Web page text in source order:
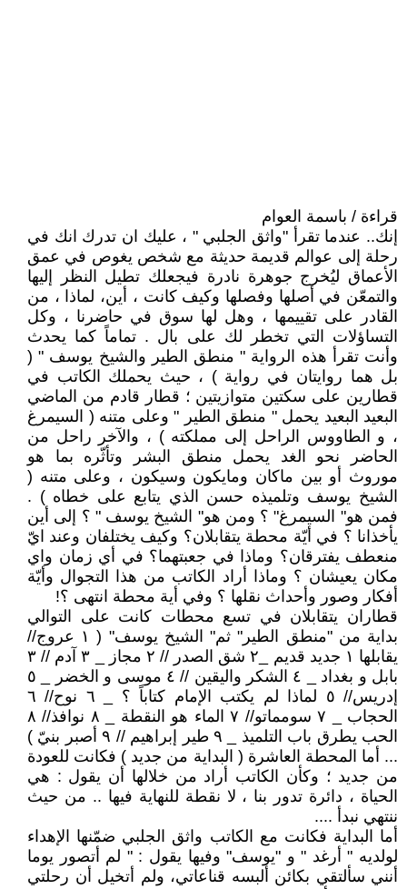
قراءة / باسمة العوام
إنك.. عندما تقرأ "واثق الجلبي " ، عليك ان تدرك انك في
رحلة إلى عوالم قديمة حديثة مع شخص يغوص في عمق
الأعماق ليُخرج جوهرة نادرة فيجعلك تطيل النظر إليها
والتمعّن في أصلها وفصلها وكيف كانت ، أين، لماذا ، من
القادر على تقييمها ، وهل لها سوق في حاضرنا ، وكل
التساؤلات التي تخطر لك على بال . تماماً كما يحدث
وأنت تقرأ هذه الرواية " منطق الطير والشيخ يوسف " (
بل هما روايتان في رواية ) ، حيث يحملك الكاتب في
قطارين على سكتين متوازيتين ؛ قطار قادم من الماضي
البعيد البعيد يحمل " منطق الطير " وعلى متنه ( السيمرغ
، و الطاووس الراحل إلى مملكته ) ، والآخر راحل من
الحاضر نحو الغد يحمل منطق البشر وتأثّره بما هو
موروث أو بين ماكان ومايكون وسيكون ، وعلى متنه (
الشيخ يوسف وتلميذه حسن الذي يتابع على خطاه ) .
فمن هو" السيمرغ" ؟ ومن هو" الشيخ يوسف " ؟ إلى أين
يأخذانا ؟ في أيّة محطة يتقابلان؟ وكيف يختلفان وعند ايّ
منعطف يفترقان؟ وماذا في جعبتهما؟ في أي زمان واي
مكان يعيشان ؟ وماذا أراد الكاتب من هذا التجوال وأيّة
أفكار وصور وأحداث نقلها ؟ وفي أية محطة انتهى ؟!
قطاران يتقابلان في تسع محطات كانت على التوالي
بداية من "منطق الطير" ثم" الشيخ يوسف" ( ١ عروج//
يقابلها ١ جديد قديم _٢ شق الصدر // ٢ مجاز _ ٣ آدم // ٣
بابل و بغداد _ ٤ الشكر واليقين // ٤ موسى و الخضر _ ٥
إدريس// ٥ لماذا لم يكتب الإمام كتاباً ؟ _ ٦ نوح// ٦
الحجاب _ ٧ سومماتو// ٧ الماء هو النقطة _ ٨ نوافذ// ٨
الحب يطرق باب التلميذ _ ٩ طير إبراهيم // ٩ أصبر بنيّ )
... أما المحطة العاشرة ( البداية من جديد ) فكانت للعودة
من جديد ؛ وكأن الكاتب أراد من خلالها أن يقول : هي
الحياة ، دائرة تدور بنا ، لا نقطة للنهاية فيها .. من حيث
ننتهي نبدأ ....
أما البداية فكانت مع الكاتب واثق الجلبي ضمّنها الإهداء
لولديه " أرغد " و "يوسف" وفيها يقول : " لم أتصور يوما
أنني سألتقي بكائن ألبسه قناعاتي، ولم أتخيل أن رحلتي